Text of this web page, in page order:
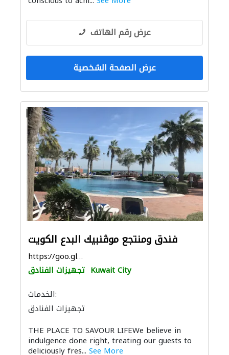
عرض رقم الهاتف
عرض الصفحة الشخصية
فندق ومنتجع موڤنبيك البدع الكويت
https://goo.gl/maps/2Af8AKTiGeYb11jR6
تجهيزات الفنادق Kuwait City
الخدمات:
تجهيزات الفنادق
THE PLACE TO SAVOUR LIFEWe believe in
indulgence done right, treating our guests to
deliciously fres... See More